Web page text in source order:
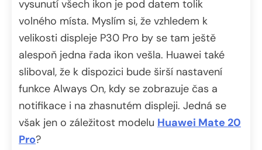
vysunutí všech ikon je pod datem tolik
volného místa. Myslím si, že vzhledem k
velikosti displeje P30 Pro by se tam ještě
alespoň jedna řada ikon vešla. Huawei také
sliboval, že k dispozici bude širší nastavení
funkce Always On, kdy se zobrazuje čas a
notifikace i na zhasnutém displeji. Jedná se
však jen o záležitost modelu Huawei Mate 20
Pro?